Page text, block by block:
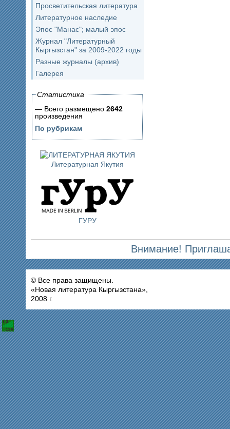
Просветительская литература
Литературное наследие
Эпос "Манас"; малый эпос
Журнал "Литературный
Кыргызстан" за 2009-2022 годы
Разные журналы (архив)
Галерея
Статистика
— Всего размещено 2642
произведения
По рубрикам
Литературная Якутия
ГУРУ
Внимание!
© Все права защищены.
«Новая литература Кыргызстана»,
2008 г.